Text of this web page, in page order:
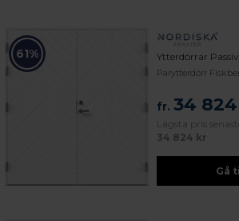
61% Ytterdörrar Passiv
Parytterdörr
fr. 34
Lägsta pris
34 824 kr
Gå